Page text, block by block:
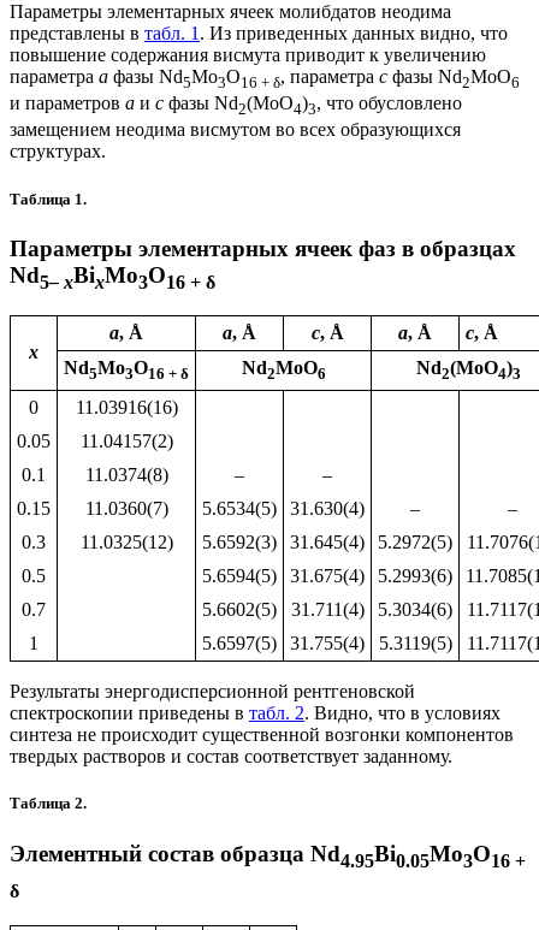
Параметры элементарных ячеек молибдатов неодима
представлены в табл. 1 . Из приведенных данных видно, что
повышение содержания висмута приводит к увеличению
параметра a фазы Nd5Mo3O16 + δ, параметра c фазы Nd2MoO6
и параметров a и c фазы Nd2(MoO4)3, что обусловлено
замещением неодима висмутом во всех образующихся
структурах.
Таблица 1.
Параметры элементарных ячеек фаз в образцах
Nd5– xBixMo3O16 + δ
x
a, Å a, Å c, Å a, Å c, Å
Nd5Mo3O16 + δ Nd2MoO6 Nd2(MoO4)3
0
11.03916(16)
0.05
11.04157(2)
0.1
11.0374(8) –
–
0.15
11.0360(7) 5.6534(5) 31.630(4) –
–
0.3
11.0325(12) 5.6592(3) 31.645(4) 5.2972(5)
0.5
5.6594(5) 31.675(4) 5.2993(6)
0.7
5.6602(5) 31.711(4) 5.3034(6)
1
5.6597(5) 31.755(4) 5.3119(5)
Результаты энергодисперсионной рентгеновской
спектроскопии приведены в табл. 2. Видно, что в условиях
синтеза не происходит существенной возгонки компонентов
твердых растворов и состав соответствует заданному.
Таблица 2.
Элементный состав образца Nd4.95Bi0.05Mo3O16 +
δ